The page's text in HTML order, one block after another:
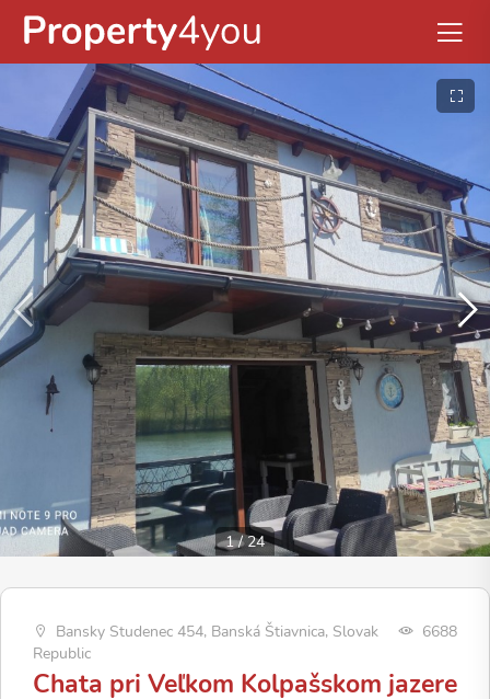
1/24
Bansky Studenec 454, Banská Štiavnica, Slovak
Republic
6688
Chata pri Veľkom Kolpašskom jazere